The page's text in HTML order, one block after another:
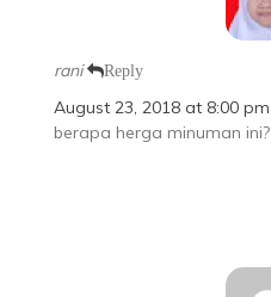
rani Reply
August 23, 2018 at 8:00 pm
berapa herga minuman ini?